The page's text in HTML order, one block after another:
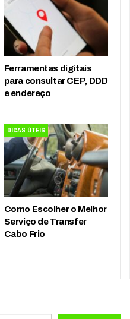
Ferramentas digitais
para consultar CEP, DDD
e endereço
DICAS ÚTEIS
Como Escolher o Melhor
Serviço de Transfer
Cabo Frio